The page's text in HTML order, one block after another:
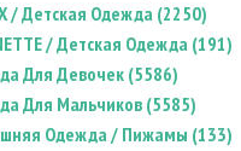
/ Детская Одежда (2250)
/ Детская Одежда (191)
Для Девочек (5586)
Для Мальчиков (5585)
Одежда / Пижамы (133)